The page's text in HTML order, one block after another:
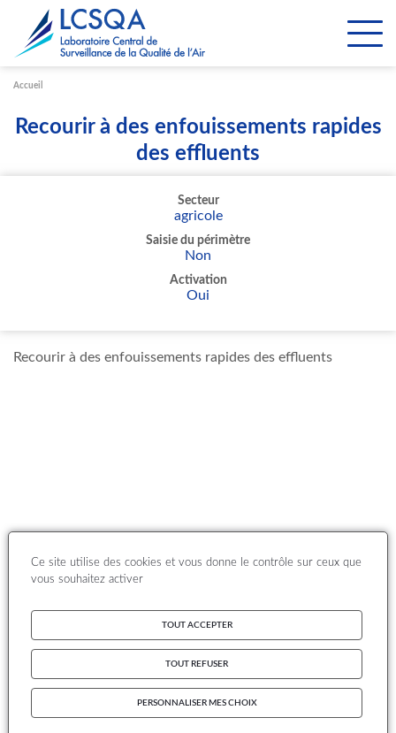
Accueil
Recourir à des enfouissements rapides
des effluents
Secteur
agricole
Saisie du périmètre
Non
Activation
Oui
Recourir à des enfouissements rapides des effluents
Paramétrer les cookies
Ce site utilise des cookies et vous donne le contrôle sur ceux que
vous souhaitez activer
TOUT ACCEPTER
TOUT REFUSER
PERSONNALISER MES CHOIX